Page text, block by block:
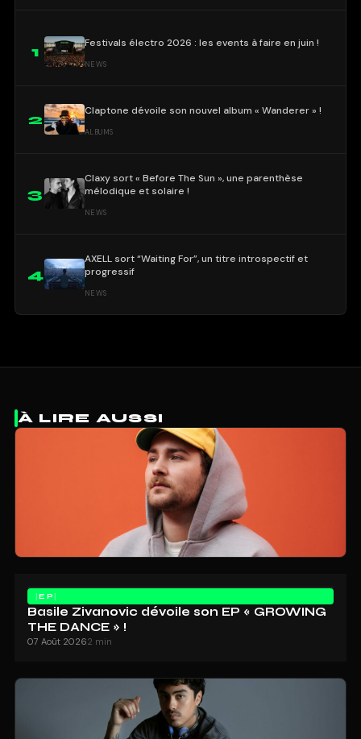
1
Festivals électro 2026 : les events à faire en juin !
NEWS
2
Claptone dévoile son nouvel album « Wanderer » !
ALBUMS
3
Claxy sort « Before The Sun », une parenthèse
mélodique et solaire !
NEWS
4
AXELL sort “Waiting For”, un titre introspectif et
progressif
NEWS
À LIRE AUSSI
EP
Basile Zivanovic dévoile son EP « GROWING
THE DANCE » !
07 Août 20262 min